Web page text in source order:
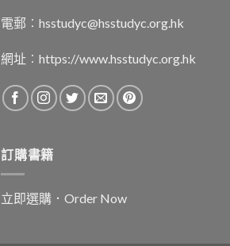
電郵︰ hsstudyc@hsstudyc.org.hk
網址︰ https://www.hsstudyc.org.hk
訂購書籍
立即選購．Order Now